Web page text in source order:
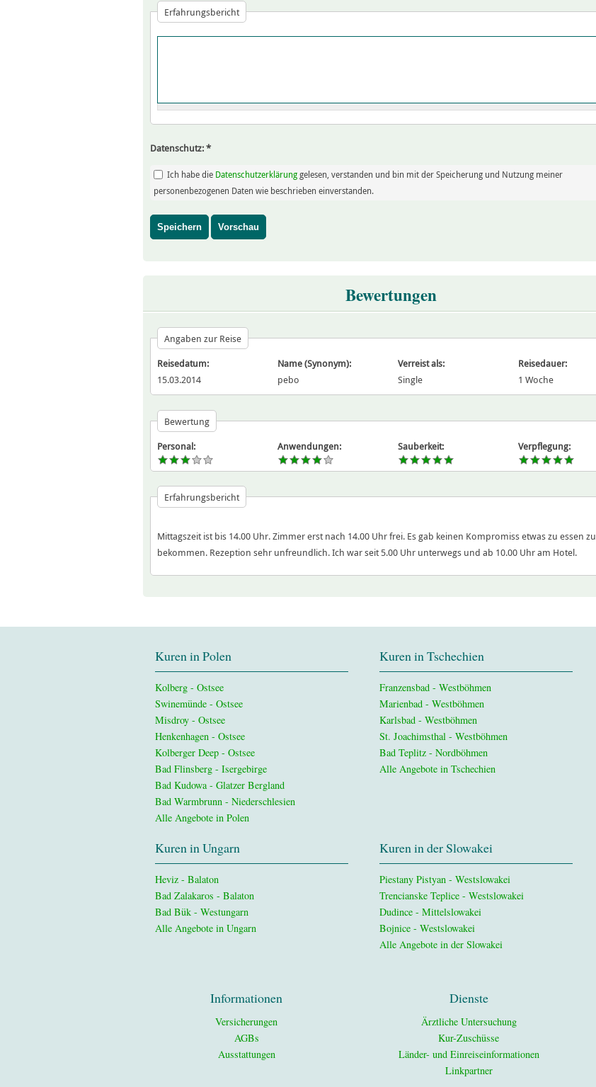
Erfahrungsbericht
Datenschutz:*
Ich habe die Datenschutzerklärung gelesen, verstanden und bin mit der Speicherung und Nutzung meiner
personenbezogenen Daten wie beschrieben einverstanden.
Bewertungen
Angaben zur Reise
Reisedatum:
15.03.2014
Name (Synonym):
pebo
Verreist als:
Single
Reisedauer:
1 Woche
Bewertung
Personal: Anwendungen: Sauberkeit: Verpflegung:
Erfahrungsbericht
Mittagszeit ist bis 14.00 Uhr. Zimmer erst nach 14.00 Uhr frei. Es gab keinen Kompromiss etwas zu essen zu
bekommen. Rezeption sehr unfreundlich. Ich war seit 5.00 Uhr unterwegs und ab 10.00 Uhr am Hotel.
Kuren in Polen
Kolberg - Ostsee
Swinemünde - Ostsee
Misdroy - Ostsee
Henkenhagen - Ostsee
Kolberger Deep - Ostsee
Bad Flinsberg - Isergebirge
Bad Kudowa - Glatzer Bergland
Bad Warmbrunn - Niederschlesien
Alle Angebote in Polen
Kuren in Tschechien
Franzensbad - Westböhmen
Marienbad - Westböhmen
Karlsbad - Westböhmen
St. Joachimsthal - Westböhmen
Bad Teplitz - Nordböhmen
Alle Angebote in Tschechien
Kuren in Ungarn
Heviz - Balaton
Bad Zalakaros - Balaton
Bad Bük - Westungarn
Alle Angebote in Ungarn
Kuren in der Slowakei
Piestany Pistyan - Westslowakei
Trencianske Teplice - Westslowakei
Dudince - Mittelslowakei
Bojnice - Westslowakei
Alle Angebote in der Slowakei
Informationen
Versicherungen
AGBs
Ausstattungen
Dienste
Ärztliche Untersuchung
Kur-Zuschüsse
Länder- und Einreiseinformationen
Linkpartner